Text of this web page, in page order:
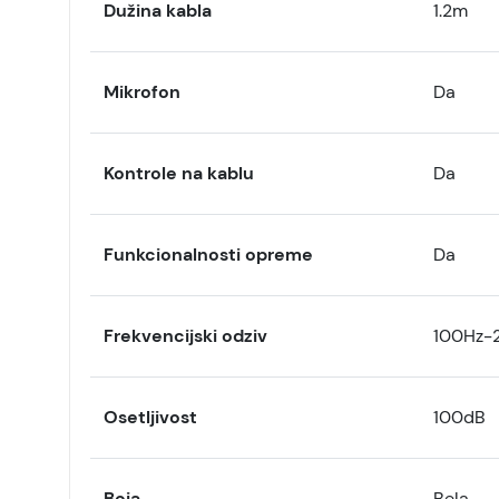
Dužina kabla 1.2m
Mikrofon Da
Kontrole na kablu Da
Funkcionalnosti opreme Da
Frekvencijski odziv
Osetljivost 100dB